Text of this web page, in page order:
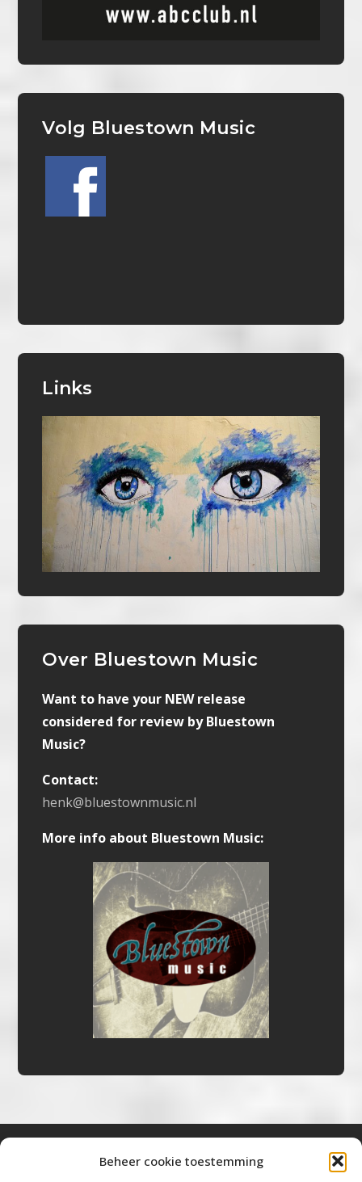
Beheer cookie toestemming
Volg Bluestown Music
Links
Over Bluestown Music
Want to have your NEW release
considered for review by Bluestown
Music?
Contact:
henk@bluestownmusic.nl
More info about Bluestown Music: